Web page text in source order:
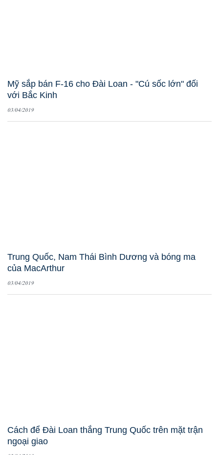
Mỹ sắp bán F-16 cho Đài Loan - "Cú sốc lớn" đối
với Bắc Kinh
03/04/2019
Trung Quốc, Nam Thái Bình Dương và bóng ma
của MacArthur
03/04/2019
Cách để Đài Loan thắng Trung Quốc trên mặt trận
ngoại giao